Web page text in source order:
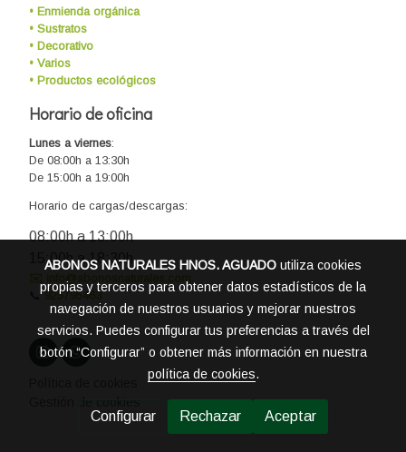
• Enmienda orgánica
• Sustratos
• Decorativo
• Varios
• Productos ecológicos
Horario de oficina
Lunes a viernes:
De 08:00h a 13:30h
De 15:00h a 19:00h
Horario de cargas/descargas:
08:00h a 13:00h
15:00h a 18:30h
✉️ info@abonosnaturales.com
📞925795463
Gestión de cookies
ABONOS NATURALES HNOS. AGUADO utiliza cookies
propias y terceros para obtener datos estadísticos de la
navegación de nuestros usuarios y mejorar nuestros
servicios. Puedes configurar tus preferencias a través del
botón “Configurar” o obtener más información en nuestra
política de cookies.
Configurar Rechazar Aceptar